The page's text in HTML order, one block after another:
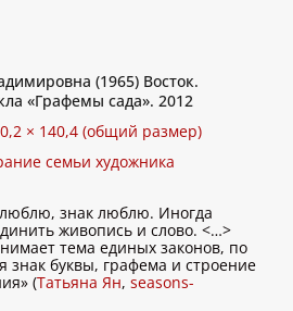
(1965) Восток.
«Графемы сада». 2012
× 140,4 (общий размер)
семьи художника
знак люблю. Иногда
живопись и слово. <…>
тема единых законов, по
знак буквы, графема и строение
(Татьяна Ян, seasons-